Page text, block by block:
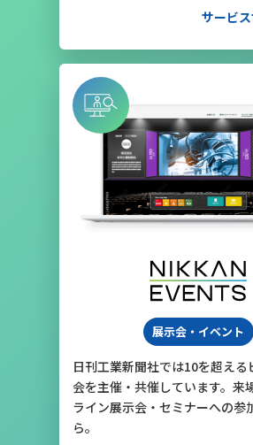
サービ
展示会・イベント
日刊工業新聞社では10を超える
会を主催・共催しています。来
ライン展示会・セミナーへの参
ら。